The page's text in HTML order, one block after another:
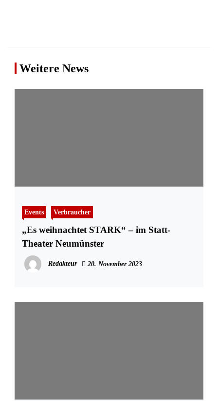
Weitere News
Events Verbraucher
„Es weihnachtet STARK“ – im Statt-
Theater Neumünster
Redakteur 20. November 2023